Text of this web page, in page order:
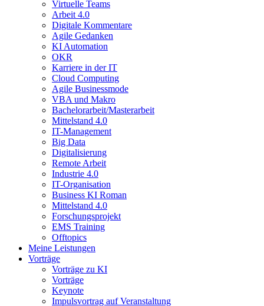
Virtuelle Teams
Arbeit 4.0
Digitale Kommentare
Agile Gedanken
KI Automation
OKR
Karriere in der IT
Cloud Computing
Agile Businessmode
VBA und Makro
Bachelorarbeit/Masterarbeit
Mittelstand 4.0
IT-Management
Big Data
Digitalisierung
Remote Arbeit
Industrie 4.0
IT-Organisation
Business KI Roman
Mittelstand 4.0
Forschungsprojekt
EMS Training
Offtopics
Meine Leistungen
Vorträge
Vorträge zu KI
Vorträge
Keynote
Impulsvortrag auf Veranstaltung